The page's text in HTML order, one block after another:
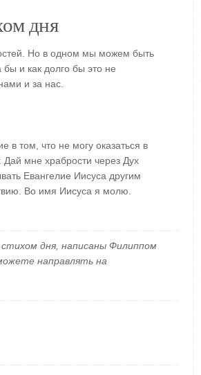
дня
Но в одном мы можем быть
и как долго бы это не
и за нас.
том, что не могу оказаться в
Дай мне храбрости через Дух
Евангелие Иисуса другим
Во имя Иисуса я молю.
дня, написаны Филиппом
направлять на